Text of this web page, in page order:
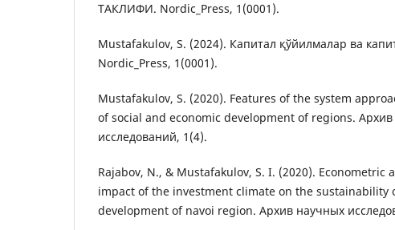
ТАКЛИФИ. Nordic_Press, 1(0001).
Mustafakulov, S. (2024). Капитал қўйилмалар ва
Nordic_Press, 1(0001).
Mustafakulov, S. (2020). Features of the system
of social and economic development of regions.
исследований, 1(4).
Rajabov, N., & Mustafakulov, S. I. (2020). Econometric
impact of the investment climate on the sustainability
development of navoi region. Архив научных